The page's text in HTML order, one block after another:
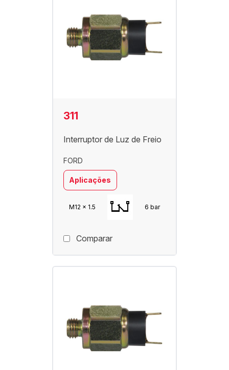
311
Interruptor de Luz de Freio
FORD
Aplicações
M12 x 1.5 6 bar
Comparar